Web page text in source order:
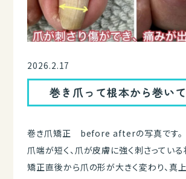
2026.2.17
巻き爪って根本から巻い
巻き爪矯正 before afterの写真です。
爪端が短く、爪が皮膚に強く刺さっている
矯正直後から爪の形が大きく変わり、真